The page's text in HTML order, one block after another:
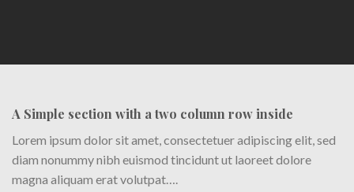
A Simple section with a two column row inside
Lorem ipsum dolor sit amet, consectetuer adipiscing elit, sed
diam nonummy nibh euismod tincidunt ut laoreet dolore
magna aliquam erat volutpat….